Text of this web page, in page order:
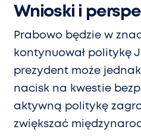
Wnioski i
Prabowo będzie w
kontynuował politykę
prezydent może
nacisk na kwestie
aktywną politykę
zwiększać